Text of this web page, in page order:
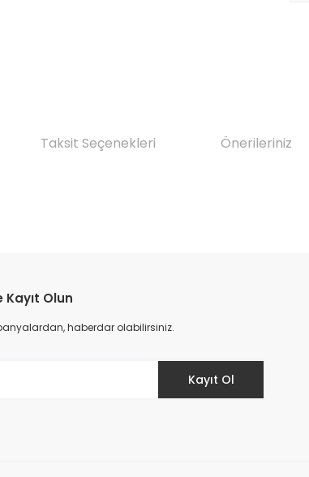
Taksit Seçenekleri Önerileriniz
Kayıt Olun
haberdar olabilirsiniz.
Kayıt Ol